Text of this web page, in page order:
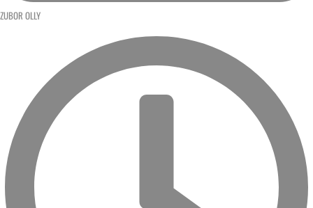
ZUBOR OLLY